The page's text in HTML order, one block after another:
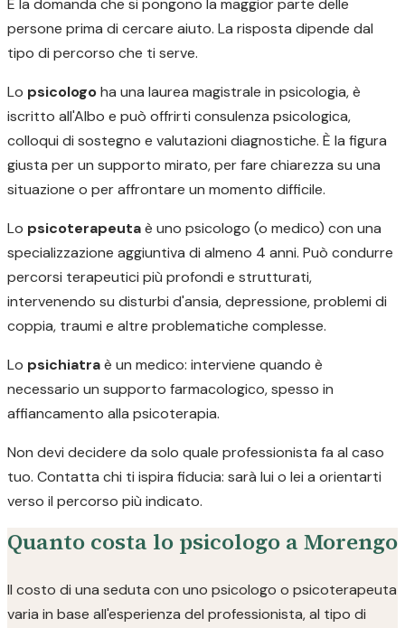
È la domanda che si pongono la maggior parte delle
persone prima di cercare aiuto. La risposta dipende dal
tipo di percorso che ti serve.
Lo psicologoha una laurea magistrale in psicologia, è
iscritto all'Albo e può offrirti consulenza psicologica,
colloqui di sostegno e valutazioni diagnostiche. È la figura
giusta per un supporto mirato, per fare chiarezza su una
situazione o per affrontare un momento difficile.
Lo psicoterapeutaè uno psicologo (o medico) con una
specializzazione aggiuntiva di almeno 4 anni. Può condurre
percorsi terapeutici più profondi e strutturati,
intervenendo su disturbi d'ansia, depressione, problemi di
coppia, traumi e altre problematiche complesse.
Lo psichiatraè un medico: interviene quando è
necessario un supporto farmacologico, spesso in
affiancamento alla psicoterapia.
Non devi decidere da solo quale professionista fa al caso
tuo. Contatta chi ti ispira fiducia: sarà lui o lei a orientarti
verso il percorso più indicato.
Quanto costa lo psicologo a Morengo
Il costo di una seduta con uno psicologo o psicoterapeuta
varia in base all'esperienza del professionista, al tipo di